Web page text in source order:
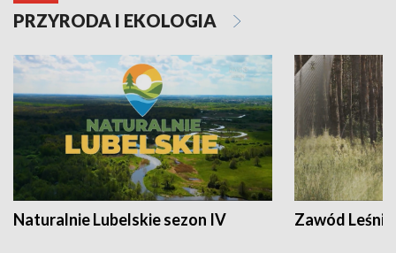
PRZYRODA I EKOLOGIA
Naturalnie Lubelskie sezon IV Zawód Leśnik